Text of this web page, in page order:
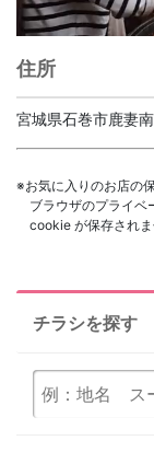
住所
宮城県石巻市鹿妻
※お気に入りのお店の
ブラウザのプライベ
cookie が保存されま
チラシを探す